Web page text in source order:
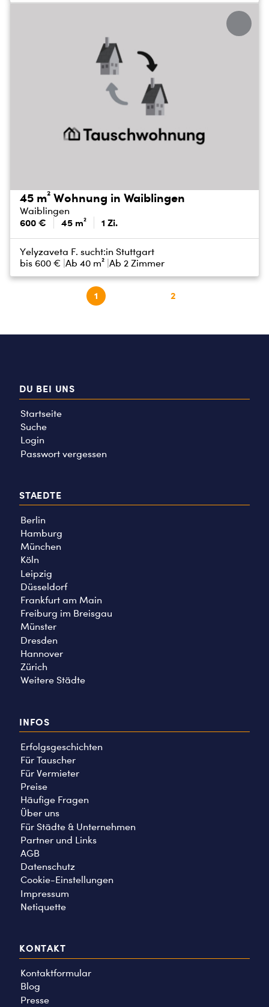
45 m² Wohnung in Waiblingen
Waiblingen
600 € 45 m² 1 Zi.
Yelyzaveta F. sucht:in Stuttgart
bis 600 € Ab 40 m² Ab 2 Zimmer
1 2
DU BEI UNS
Startseite
Suche
Login
Passwort vergessen
STAEDTE
Berlin
Hamburg
München
Köln
Leipzig
Düsseldorf
Frankfurt am Main
Freiburg im Breisgau
Münster
Dresden
Hannover
Zürich
Weitere Städte
INFOS
Erfolgsgeschichten
Für Tauscher
Für Vermieter
Preise
Häufige Fragen
Über uns
Für Städte & Unternehmen
Partner und Links
AGB
Datenschutz
Cookie-Einstellungen
Impressum
Netiquette
KONTAKT
Kontaktformular
Blog
Presse